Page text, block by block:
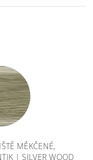
MĚKČENÉ,
| SILVER WOOD